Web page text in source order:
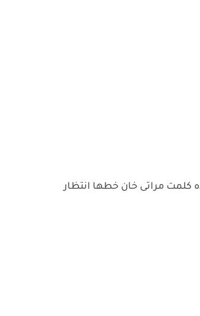
مراتى خان خطها انتظار